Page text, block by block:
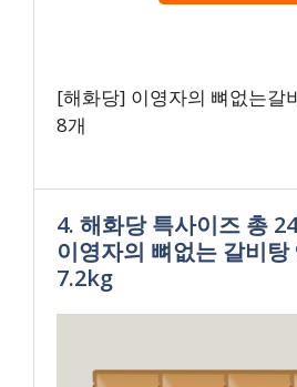
[해화당] 이영자의 뼈없는갈
8개
4. 해화당 특사이즈 총
이영자의 뼈없는 갈비
7.2kg